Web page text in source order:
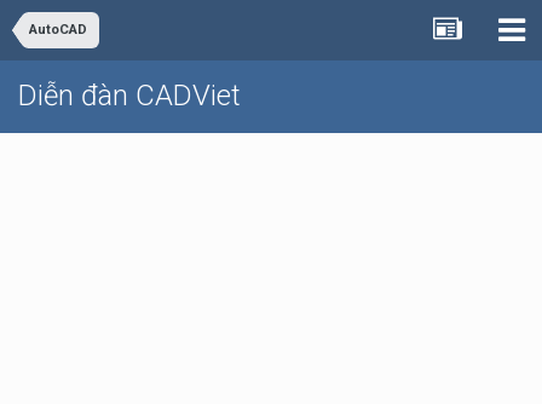
AutoCAD
Diễn đàn CADViet